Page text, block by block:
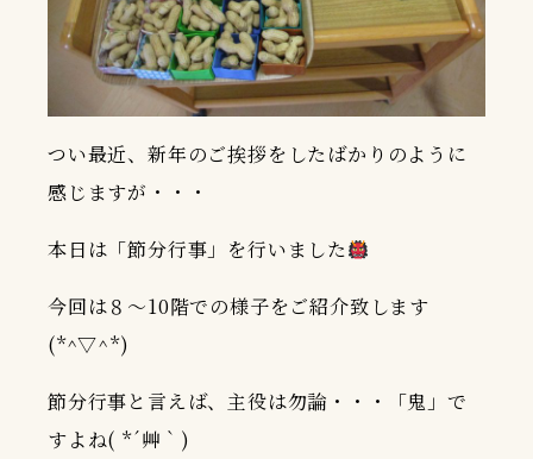
つい最近、新年のご挨拶をしたばかりのように
感じますが・・・
本日は「節分行事」を行いました
今回は８～10階での様子をご紹介致します
(*^▽^*)
節分行事と言えば、主役は勿論・・・「鬼」で
すよね( *´艸｀)